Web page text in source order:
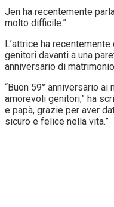
Jen ha recentemente
molto difficile.”
L’attrice ha
genitori davanti a una
anniversario di
“Buon 59° anniversario
amorevoli genitori,” ha
e papà, grazie per aver
sicuro e felice nella vita.”